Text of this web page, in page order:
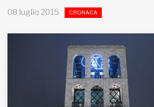
HOME
Inviateci le vostre segnalazioni
Iscriviti alla newsletter
08 luglio 2015 CRONACA